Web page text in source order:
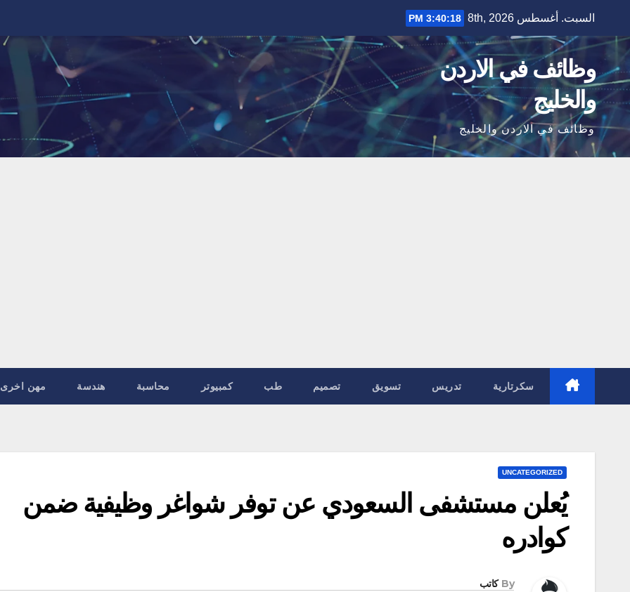
content
السبت. أغسطس 8th, 2026 3:40:19 PM
وظائف في الاردن
والخليج
وظائف في الاردن والخليج
سكرتارية تدريس تسويق تصميم طب كمبيوتر محاسبة هندسة مهن اخرى
UNCATEGORIZED
يُعلن مستشفى السعودي عن توفر شواغر وظيفية ضمن
كوادره
By كاتب